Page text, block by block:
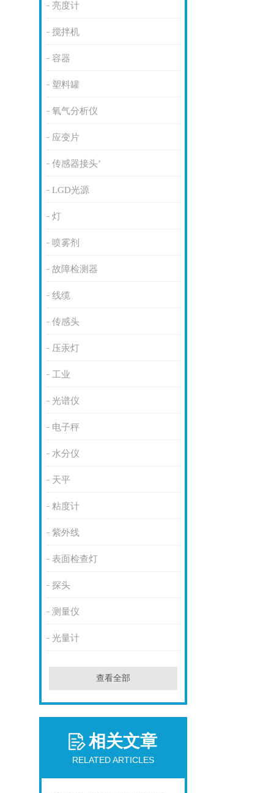
亮度计
搅拌机
容器
塑料罐
氧气分析仪
应变片
传感器接头’
LGD光源
灯
喷雾剂
故障检测器
线缆
传感头
压汞灯
工业
光谱仪
电子秤
水分仪
天平
粘度计
紫外线
表面检查灯
探头
测量仪
光量计
查看全部
相关文章
RELATED ARTICLES